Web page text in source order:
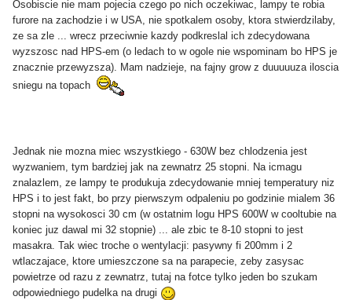
Osobiscie nie mam pojecia czego po nich oczekiwac, lampy te robia
furore na zachodzie i w USA, nie spotkalem osoby, ktora stwierdzilaby,
ze sa zle ... wrecz przeciwnie kazdy podkreslal ich zdecydowana
wyzszosc nad HPS-em (o ledach to w ogole nie wspominam bo HPS je
znacznie przewyzsza). Mam nadzieje, na fajny grow z duuuuuza iloscia
sniegu na topach
Jednak nie mozna miec wszystkiego - 630W bez chlodzenia jest
wyzwaniem, tym bardziej jak na zewnatrz 25 stopni. Na icmagu
znalazlem, ze lampy te produkuja zdecydowanie mniej temperatury niz
HPS i to jest fakt, bo przy pierwszym odpaleniu po godzinie mialem 36
stopni na wysokosci 30 cm (w ostatnim logu HPS 600W w cooltubie na
koniec juz dawal mi 32 stopnie) ... ale zbic te 8-10 stopni to jest
masakra. Tak wiec troche o wentylacji: pasywny fi 200mm i 2
wtlaczajace, ktore umieszczone sa na parapecie, zeby zasysac
powietrze od razu z zewnatrz, tutaj na fotce tylko jeden bo szukam
odpowiedniego pudelka na drugi